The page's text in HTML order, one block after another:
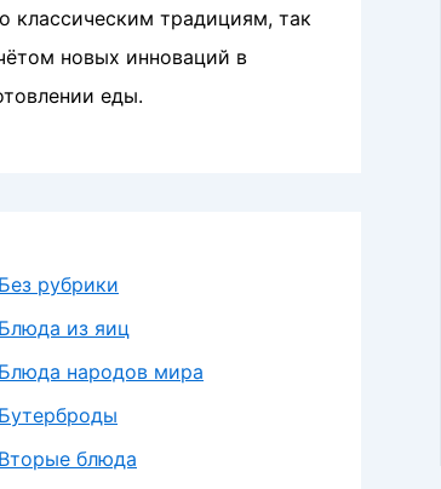
классическим традициям, так
новых инноваций в
еды.
Без рубрики
Блюда из яиц
Блюда народов мира
Бутерброды
Вторые блюда